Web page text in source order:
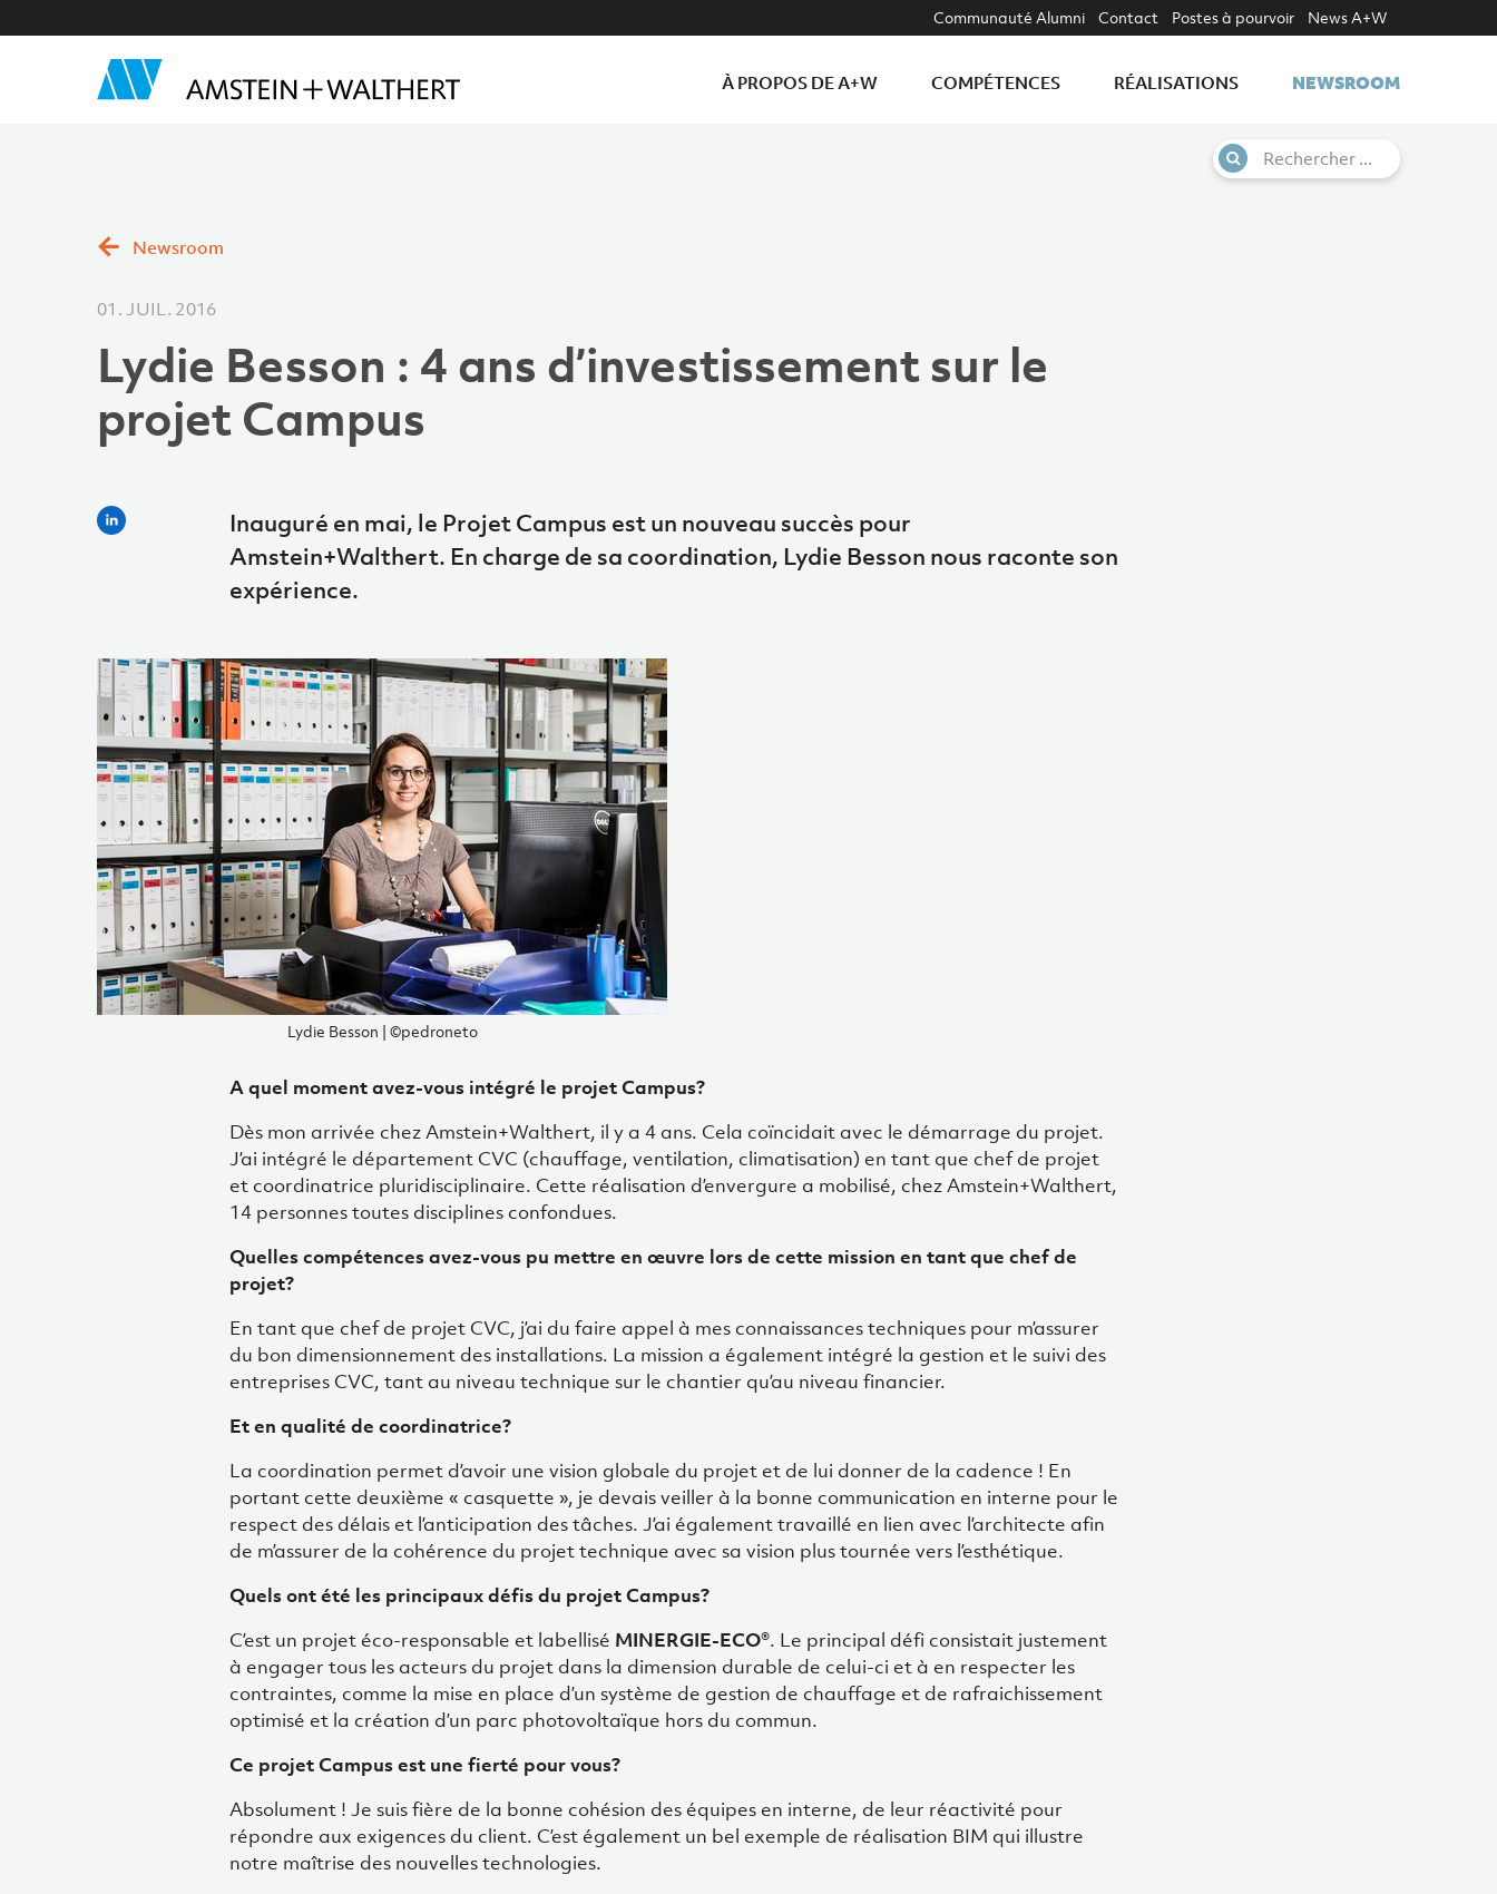
À PROPOS DE A+W COMPÉTENCES RÉALISATIONS NEWSROOM
Communauté Alumni Contact Postes à pourvoir News A+W
Newsroom
01. JUIL. 2016
Lydie Besson : 4 ans d’investissement sur le
projet Campus
Inauguré en mai, le Projet Campus est un nouveau succès pour
Amstein+Walthert. En charge de sa coordination, Lydie Besson nous raconte son
expérience.
Lydie Besson ©pedroneto
A quel moment avez-vous intégré le projet Campus?
Dès mon arrivée chez Amstein+Walthert, il y a 4 ans. Cela coïncidait avec le démarrage du projet.
J’ai intégré le département CVC (chauffage, ventilation, climatisation) en tant que chef de projet
et coordinatrice pluridisciplinaire. Cette réalisation d’envergure a mobilisé, chez Amstein+Walthert,
14 personnes toutes disciplines confondues.
Quelles compétences avez-vous pu mettre en œuvre lors de cette mission en tant que chef de
projet?
En tant que chef de projet CVC, j’ai du faire appel à mes connaissances techniques pour m’assurer
du bon dimensionnement des installations. La mission a également intégré la gestion et le suivi des
entreprises CVC, tant au niveau technique sur le chantier qu’au niveau financier.
Et en qualité de coordinatrice?
La coordination permet d’avoir une vision globale du projet et de lui donner de la cadence ! En
portant cette deuxième « casquette », je devais veiller à la bonne communication en interne pour le
respect des délais et l’anticipation des tâches. J’ai également travaillé en lien avec l’architecte afin
de m’assurer de la cohérence du projet technique avec sa vision plus tournée vers l’esthétique.
Quels ont été les principaux défis du projet Campus?
C’est un projet éco-responsable et labellisé MINERGIE-ECO®. Le principal défi consistait justement
à engager tous les acteurs du projet dans la dimension durable de celui-ci et à en respecter les
contraintes, comme la mise en place d’un système de gestion de chauffage et de rafraichissement
optimisé et la création d’un parc photovoltaïque hors du commun.
Ce projet Campus est une fierté pour vous?
Absolument ! Je suis fière de la bonne cohésion des équipes en interne, de leur réactivité pour
répondre aux exigences du client. C’est également un bel exemple de réalisation BIM qui illustre
notre maîtrise des nouvelles technologies.